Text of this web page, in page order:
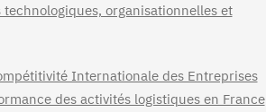
organisationnelles et
Internationale des Entreprises
des activités logistiques en France